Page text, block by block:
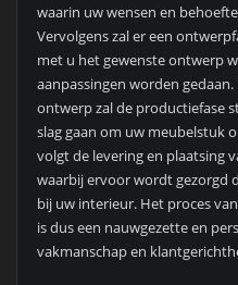
waarin uw wensen en
Vervolgens zal er een
met u het gewenste ontwerp
aanpassingen worden
ontwerp zal de productiefase
slag gaan om uw meubelstuk
volgt de levering en plaatsing
waarbij ervoor wordt gezorgd
bij uw interieur. Het proces
is dus een nauwgezette en
vakmanschap en